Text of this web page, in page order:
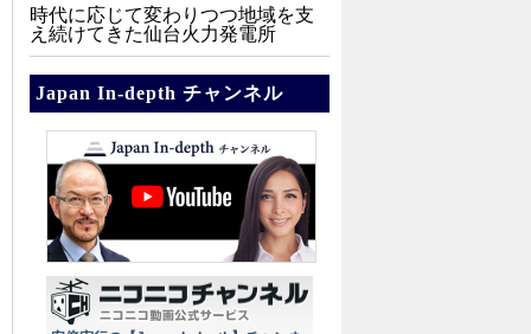
時代に応じて変わりつつ地域を支
え続けてきた仙台火力発電所
Japan In-depth チャンネル